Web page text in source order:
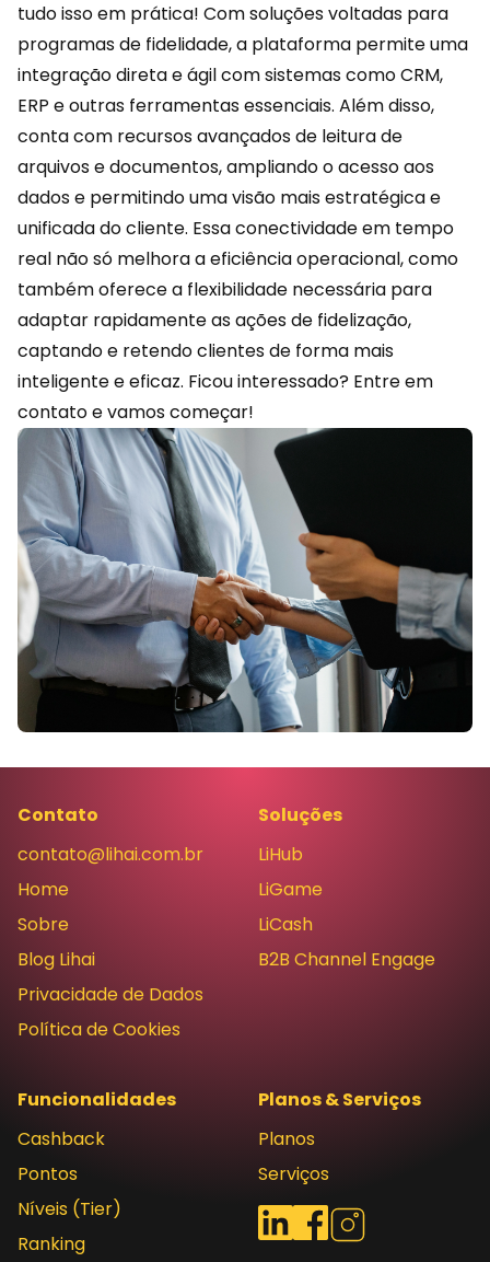
tudo isso em prática! Com soluções voltadas para
programas de fidelidade, a plataforma permite uma
integração direta e ágil com sistemas como CRM,
ERP e outras ferramentas essenciais. Além disso,
conta com recursos avançados de leitura de
arquivos e documentos, ampliando o acesso aos
dados e permitindo uma visão mais estratégica e
unificada do cliente. Essa conectividade em tempo
real não só melhora a eficiência operacional, como
também oferece a flexibilidade necessária para
adaptar rapidamente as ações de fidelização,
captando e retendo clientes de forma mais
inteligente e eficaz. Ficou interessado? Entre em
contatoe vamos começar!
Contato
contato@lihai.com.br
Home
Sobre
Blog Lihai
Privacidade de Dados
Política de Cookies
Soluções
LiHub
LiGame
LiCash
B2B Channel Engage
Funcionalidades
Cashback
Pontos
Níveis (Tier)
Ranking
Planos & Serviços
Planos
Serviços
Redes sociais
LinkedInFacebook
Instagram